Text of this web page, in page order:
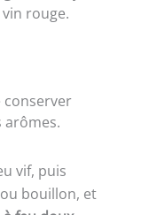
rouge.
conserver
arômes.
vif, puis
bouillon, et